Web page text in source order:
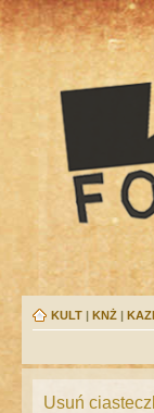
KULT | KNŻ |
Usuń